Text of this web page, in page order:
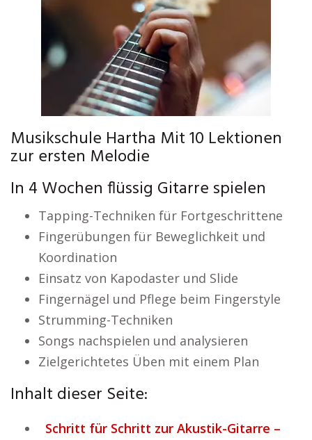
Musikschule Hartha Mit 10 Lektionen
zur ersten Melodie
In 4 Wochen flüssig Gitarre spielen
Tapping-Techniken für Fortgeschrittene
Fingerübungen für Beweglichkeit und
Koordination
Einsatz von Kapodaster und Slide
Fingernägel und Pflege beim Fingerstyle
Strumming-Techniken
Songs nachspielen und analysieren
Zielgerichtetes Üben mit einem Plan
Inhalt dieser Seite:
Schritt für Schritt zur Akustik-Gitarre –